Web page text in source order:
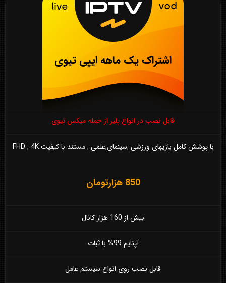
اشتراک یک ماهه ایپی تیوی
قابل نصب در انواع پلیر از جمله میکس تیوی
با پوشش کامل بازیهای ورزشی ,سینمای,علمی , مستند با کیفیت FHD , 4K
850 هزارتومان
بیش از 160 هزار کانال
آپتایم 99% با ثبات
قابل نصب روی انواع سیستم عامل